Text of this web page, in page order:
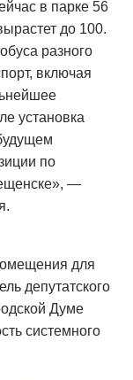
в парке 56
до 100.
разного
включая
установка
по
—
для
депутатского
Думе
системного